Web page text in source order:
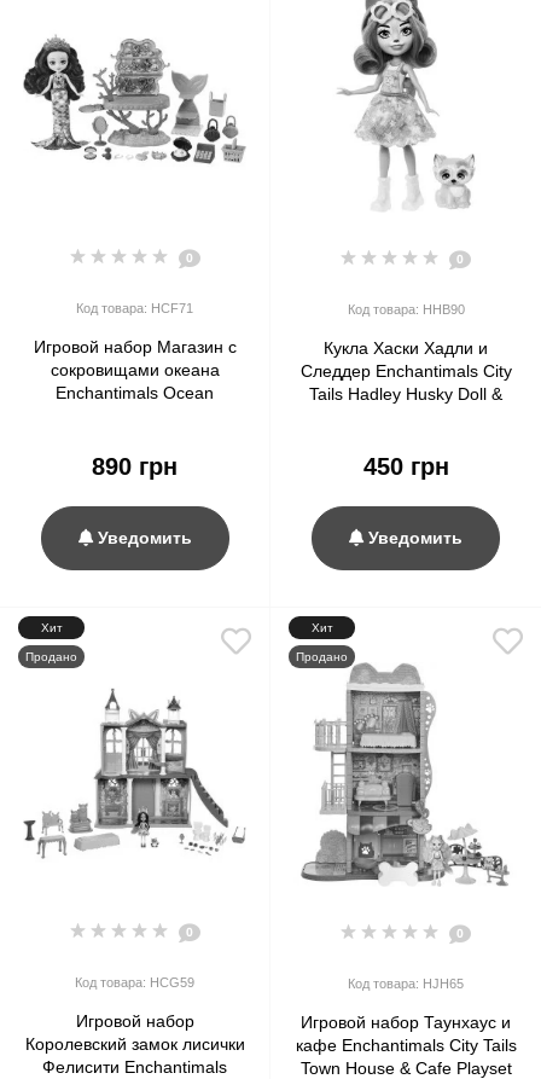
0
Код товара: HCF71
Игровой набор Магазин с
сокровищами океана
Enchantimals Ocean
890 грн
Уведомить
0
Код товара: HHB90
Кукла Хаски Хадли и
Следдер Enchantimals City
Tails Hadley Husky Doll &
450 грн
Уведомить
Хит
Продано
0
Код товара: HCG59
Игровой набор
Королевский замок лисички
Фелисити Enchantimals
Хит
Продано
0
Код товара: HJH65
Игровой набор Таунхаус и
кафе Enchantimals City Tails
Town House & Cafe Playset